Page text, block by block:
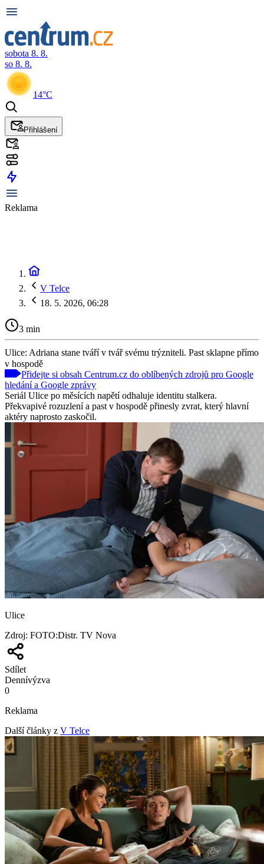
sobota 8. 8.
so 8. 8.
14°C
Přihlášení
Reklama
V Telce
18. 5. 2026, 06:28
3 min
Ulice: Adriana stane tváří v tvář svému trýzniteli. Past sklapne přímo
v hospodě
Přidejte si obsah Centrum.cz do oblíbených zdrojů pro Google
hledání a Google zprávy
Seriál Ulice po měsících napětí odhaluje identitu stalkera.
Překvapivé rozuzlení a past v hospodě přinesly zvrat, který hlavní
aktéry naprosto zaskočil.
Ulice
Zdroj: FOTO:Distr. TV Nova
Sdílet
Dennívýzva
0
Reklama
Další články z V Telce